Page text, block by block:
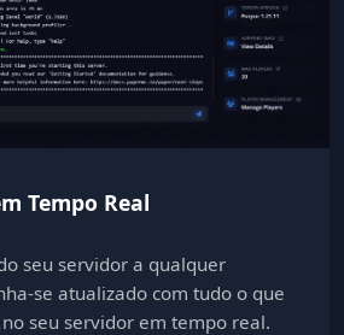
Tempo Real
seu servidor a qualquer
se atualizado com tudo o que
seu servidor em tempo real.